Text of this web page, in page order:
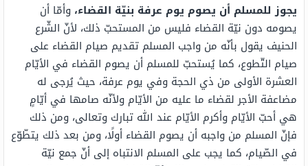
يجوز للمسلم أن يصوم يوم عرفة بنيّة القضاء، وأمّا أن
يصومه دون نيّة القضاء فليس من المستحبّ ذلك، لأنّ الشّرع
الحنيف يقول بأنّه من واجب المسلم تقديم صيام القضاء على
صيام التّطوع، كما يُستحبّ للمسلم أن يصوم القضاء في الأيّام
العشرة الأولى من ذي الحجة وفي يوم عرفة، حيث يُرجى له
مضاعفة الأجر لقضاء ما عليه من الأيّام ولأنّه صامها في أيّامٍ
هي أحبّ الأيّام وأكرم الأيّام عند الله تبارك وتعالى، ومن ذلك
فإنّ المسلم من واجبه أن يصوم القضاء أولًا، ومن بعد ذلك يتطّوّع
في الصّيام، كما يجب على المسلم الانتباه إلى أنّ جمع نيّة